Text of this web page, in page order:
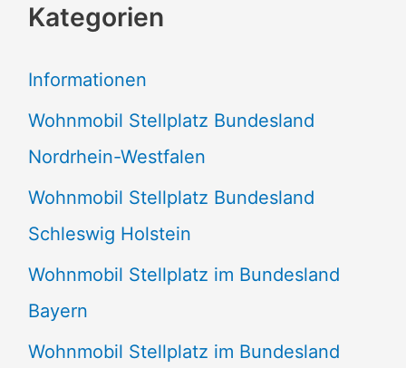
h
n
n
a
c
h
:
Kategorien
Informationen
Wohnmobil Stellplatz Bundesland
Nordrhein-Westfalen
Wohnmobil Stellplatz Bundesland
Schleswig Holstein
Wohnmobil Stellplatz im Bundesland
Bayern
Wohnmobil Stellplatz im Bundesland